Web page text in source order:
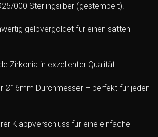
000 Sterlingsilber (gestempelt).
gelbvergoldet für einen satten
Zirkonia in exzellenter Qualität.
Ø16mm Durchmesser – perfekt für jeden
Klappverschluss für eine einfache